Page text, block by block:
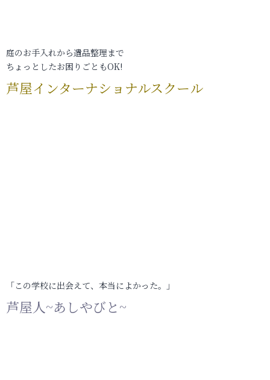
庭のお手入れから遺品整理まで
ちょっとしたお困りごともOK!
芦屋インターナショナルスクール
「この学校に出会えて、本当によかった。」
芦屋人~あしやびと~